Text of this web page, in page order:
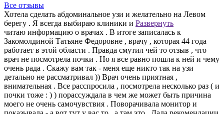
Все отзывы
Хотела сделать абдоминальное узи и желательно на Левом
берегу . Я всегда выбираю клиники и Развернуть
читаю информацию о врачах . В итоге записалась к
Закомолдиной Татьяне Федоровне , врачу , которая 44 года
работает в этой области . Правда смутил чей то отзыв , что
врач не посмотрела почки . Но я все равно пошла к ней и чему
очень рада . Скажу вам так - меня еще никто так на узи
детально не рассматривал )) Врач очень приятная ,
внимательная . Все расспросила , посмотрела несколько раз ( и
почки тоже : ) ) порассуждала в чем же может быть причина
моего не очень самочувствия . Поворачивала монитор и